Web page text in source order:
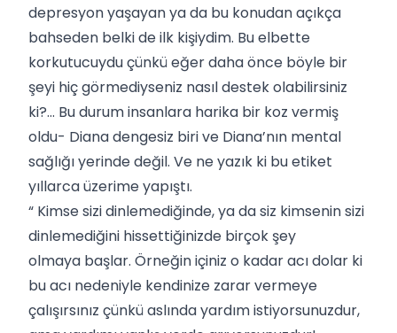
depresyon yaşayan ya da bu konudan açıkça
bahseden belki de ilk kişiydim. Bu elbette
korkutucuydu çünkü eğer daha önce böyle bir
şeyi hiç görmediyseniz nasıl destek olabilirsiniz
ki?... Bu durum insanlara harika bir koz vermiş
oldu- Diana dengesiz biri ve Diana’nın mental
sağlığı yerinde değil. Ve ne yazık ki bu etiket
yıllarca üzerime yapıştı.
“ Kimse sizi dinlemediğinde, ya da siz kimsenin sizi
dinlemediğini hissettiğinizde birçok şey
olmaya başlar. Örneğin içiniz o kadar acı dolar ki
bu acı nedeniyle kendinize zarar vermeye
çalışırsınız çünkü aslında yardım istiyorsunuzdur,